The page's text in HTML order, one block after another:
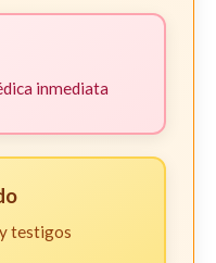
inmediata
testigos